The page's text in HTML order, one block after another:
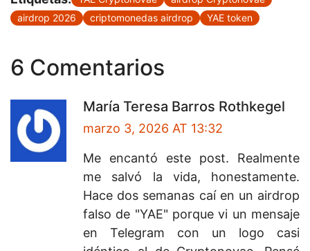
airdrop 2026
criptomonedas airdrop YAE token
6 Comentarios
María Teresa Barros Rothkegel
marzo 3, 2026 AT 13:32
Me encantó este post. Realmente
me salvó la vida, honestamente.
Hace dos semanas caí en un airdrop
falso de "YAE" porque vi un mensaje
en Telegram con un logo casi